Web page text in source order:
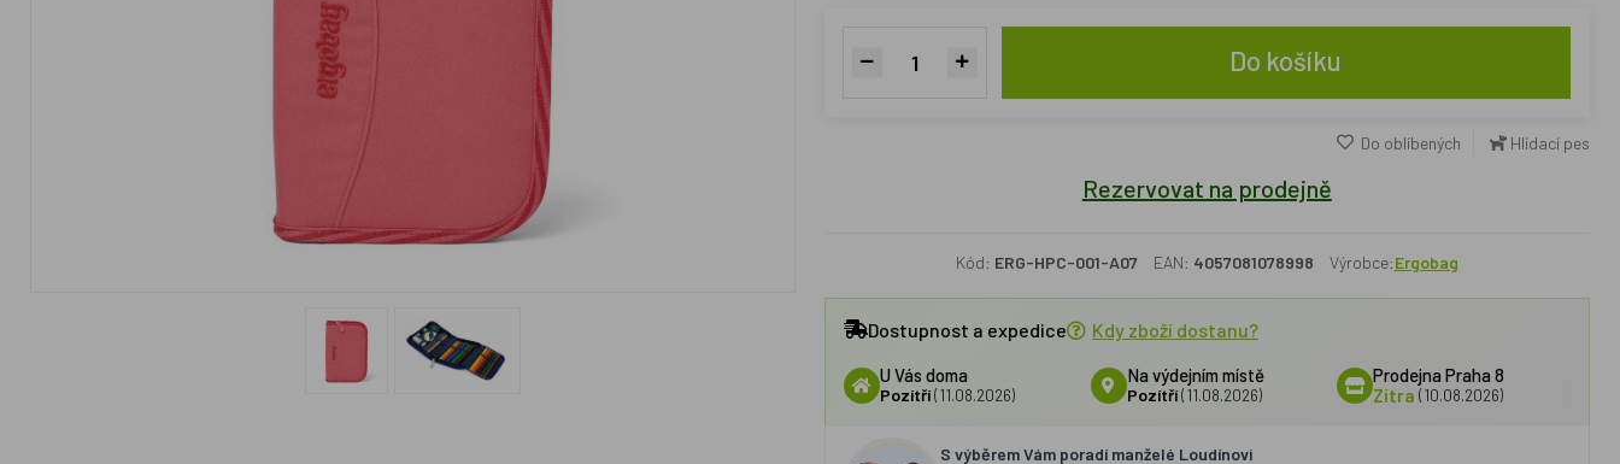
Do košíku
Do oblíbených Hlídací pes
Rezervovat na prodejně
Kód: ERG-HPC-001-A07 EAN: 4057081078998 Výrobce:Ergobag
Dostupnost a expedice Kdy zboží dostanu?
U Vás doma
Pozítří(11.08.2026)
Na výdejním místě
Pozítří (11.08.2026)
Prodejna Praha 8
Zítra (10.08.2026)
S výběrem Vám poradí manželé Loudínovi